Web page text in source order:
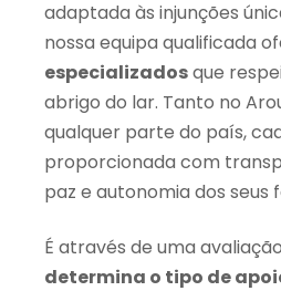
adaptada às injunções
nossa equipa qualificada
especializadosque
abrigo do lar. Tanto no
qualquer parte do país,
proporcionada com
paz e autonomia dos seus
É através de uma
determina o tipo de